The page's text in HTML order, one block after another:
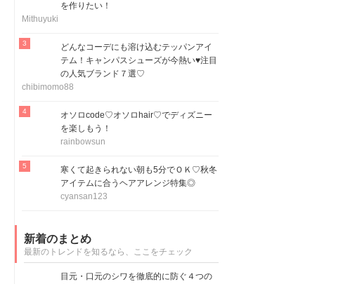
を作りたい！
Mithuyuki
どんなコーデにも溶け込むテッパンアイ
テム！キャンパスシューズが今熱い♥注目
の人気ブランド７選♡
chibimomo88
オソロcode♡オソロhair♡でディズニー
を楽しもう！
rainbowsun
寒くて起きられない朝も5分でＯＫ♡秋冬
アイテムに合うヘアアレンジ特集◎
cyansan123
新着のまとめ
最新のトレンドを知るなら、ここをチェック
目元・口元のシワを徹底的に防ぐ４つの